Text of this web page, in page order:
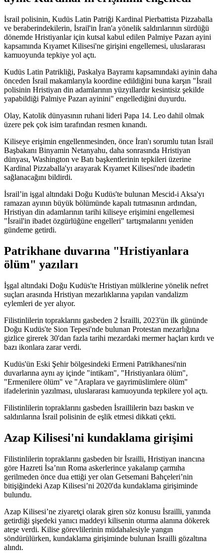
İsrail polisinin, Kudüs Latin Patriği Kardinal Pierbattista Pizzaballa
ve beraberindekilerin, İsrail'in İran'a yönelik saldırılarının sürdüğü
dönemde Hristiyanlar için kutsal kabul edilen Palmiye Pazarı ayini
kapsamında Kıyamet Kilisesi'ne girişini engellemesi, uluslararası
kamuoyunda tepkiye yol açtı.
Kudüs Latin Patrikliği, Paskalya Bayramı kapsamındaki ayinin daha
önceden İsrail makamlarıyla koordine edildiğini buna karşın "İsrail
polisinin Hristiyan din adamlarının yüzyıllardır kesintisiz şekilde
yapabildiği Palmiye Pazarı ayinini" engellediğini duyurdu.
Olay, Katolik dünyasının ruhani lideri Papa 14. Leo dahil olmak
üzere pek çok isim tarafından resmen kınandı.
Kiliseye erişimin engellenmesinden, önce İran'ı sorumlu tutan İsrail
Başbakanı Binyamin Netanyahu, daha sonrasında Hristiyan
dünyası, Washington ve Batı başkentlerinin tepkileri üzerine
Kardinal Pizzaballa'yı arayarak Kıyamet Kilisesi'nde ibadetin
sağlanacağını bildirdi.
İsrail’in işgal altındaki Doğu Kudüs'te bulunan Mescid-i Aksa'yı
ramazan ayının büyük bölümünde kapalı tutmasının ardından,
Hristiyan din adamlarının tarihi kiliseye erişimini engellemesi
"İsrail'in ibadet özgürlüğüne engelleri" tartışmalarını yeniden
gündeme getirdi.
Patrikhane duvarına "Hristiyanlara
ölüm" yazıları
İşgal altındaki Doğu Kudüs'te Hristiyan mülklerine yönelik nefret
suçları arasında Hristiyan mezarlıklarına yapılan vandalizm
eylemleri de yer alıyor.
Filistinlilerin topraklarını gasbeden 2 İsrailli, 2023'ün ilk gününde
Doğu Kudüs'te Sion Tepesi'nde bulunan Protestan mezarlığına
gizlice girerek 30'dan fazla tarihi mezardaki mermer haçları kırdı ve
bazı ikonlara zarar verdi.
Kudüs'ün Eski Şehir bölgesindeki Ermeni Patrikhanesi'nin
duvarlarına aynı ay içinde "intikam", "Hristiyanlara ölüm",
"Ermenilere ölüm" ve "Araplara ve gayrimüslimlere ölüm"
ifadelerinin yazılması, uluslararası kamuoyunda tepkilere yol açtı.
Filistinlilerin topraklarını gasbeden İsraillilerin bazı baskın ve
saldırılarına İsrail polisinin de eşlik etmesi dikkati çekti.
Azap Kilisesi'ni kundaklama girişimi
Filistinlilerin topraklarını gasbeden bir İsrailli, Hristiyan inancına
göre Hazreti İsa’nın Roma askerlerince yakalanıp çarmıha
gerilmeden önce dua ettiği yer olan Getsemani Bahçeleri’nin
bitişiğindeki Azap Kilisesi’ni 2020'da kundaklama girişiminde
bulundu.
Azap Kilisesi’ne ziyaretçi olarak giren söz konusu İsrailli, yanında
getirdiği şişedeki yanıcı maddeyi kilisenin oturma alanına dökerek
ateşe verdi. Kilise görevlilerinin müdahalesiyle yangın
söndürülürken, kundaklama girişiminde bulunan İsrailli gözaltına
alındı.